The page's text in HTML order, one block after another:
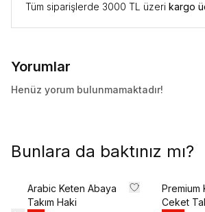
Tüm siparişlerde 3000 TL üzeri kargo
Yorumlar
Henüz yorum bulunmamaktadır!
Bunlara da baktınız mı?
Arabic Keten Abaya
Takım Haki
Premium
Ceket